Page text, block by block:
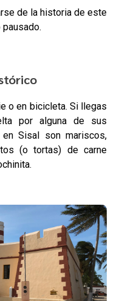
de la historia de este
o en bicicleta. Si llegas
por alguna de sus
Sisal son mariscos,
(o tortas) de carne